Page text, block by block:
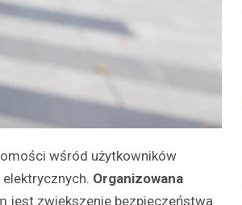
wśród użytkowników
Organizowana
jest zwiększenie bezpieczeństwa